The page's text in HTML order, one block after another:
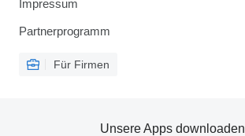
Impressum
Partnerprogramm
Für Firmen
Unsere Apps downloaden